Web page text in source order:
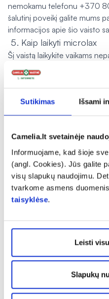
Sutikimas Išsami
Camelia.lt svetainėje
Informuojame, kad šioje
(angl. Cookies). Jūs galite
visų slapukų naudojimu.
tvarkome asmens
taisyklėse.
Leisti
Slapukų
nemokamu telefonu +370
šalutinį poveikį galite mums
informacijos apie šio vaisto
Kaip laikyti microlax
Šį vaistą laikykite vaikams
vietoje.
Laikyti ne aukštesnėje kaip
Ant dėžutės po „Tinka iki“ ar
tinkamumo laikui pasibaigus,
dienos.
Vaistų negalima išmesti į
atliekomis. Kaip išmesti
vaistininko. Šios priemonės
Pakuotės turinys ir
microlax sudėtis
laurilsulfoacetatas,
žarnos tirpalo yra:
natrio citrato, 9 mg
glicerolis, išgrynintas
microlax išvaizda ir kiekis